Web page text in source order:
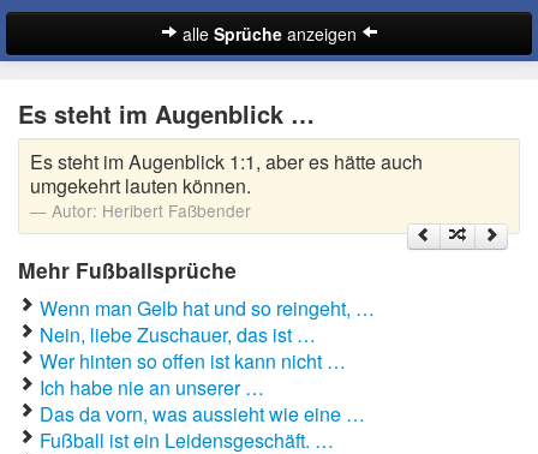
alle Sprücheanzeigen
Abschiedssprüche
Anmachsprüche
Beileidssprüche
Coole Sprüche
Dumme Sprüche
Englische Sprüche
Facebook Sprüche
Es steht im Augenblick …
Es steht im Augenblick 1:1, aber es hätte auch
umgekehrt lauten können.
Autor: Heribert Faßbender
Mehr Fußballsprüche
Wenn man Gelb hat und so reingeht, …
Nein, liebe Zuschauer, das ist …
Wer hinten so offen ist kann nicht …
Ich habe nie an unserer …
Das da vorn, was aussieht wie eine …
Fußball ist ein Leidensgeschäft. …